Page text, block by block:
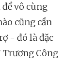
vô cùng
cũng cần
- đó là đặc
Trương Công